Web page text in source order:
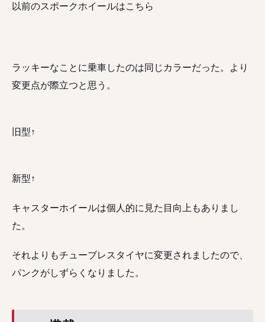
以前のスポークホイールはこちら
ラッキーなことに乗車したのは同じカラーだった。より
変更点が際立つと思う。
旧型↑
新型↑
キャスターホイールは個人的に見た目向上もありまし
た。
それよりもチューブレスタイヤに変更されましたので、
パンクがしずらくなりました。